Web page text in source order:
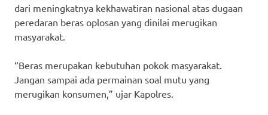
dari meningkatnya kekhawatiran nasional atas dugaan
peredaran beras oplosan yang dinilai merugikan
masyarakat.
“Beras merupakan kebutuhan pokok masyarakat.
Jangan sampai ada permainan soal mutu yang
merugikan konsumen,” ujar Kapolres.